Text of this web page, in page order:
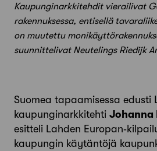
Kaupunginarkkitehdit vierailivat
rakennuksessa, entisellä
on muutettu
suunnittelivat Neutelings Riedijk
Suomea tapaamisessa edusti
kaupunginarkkitehti Johanna
esitteli Lahden
kaupungin käytäntöjä